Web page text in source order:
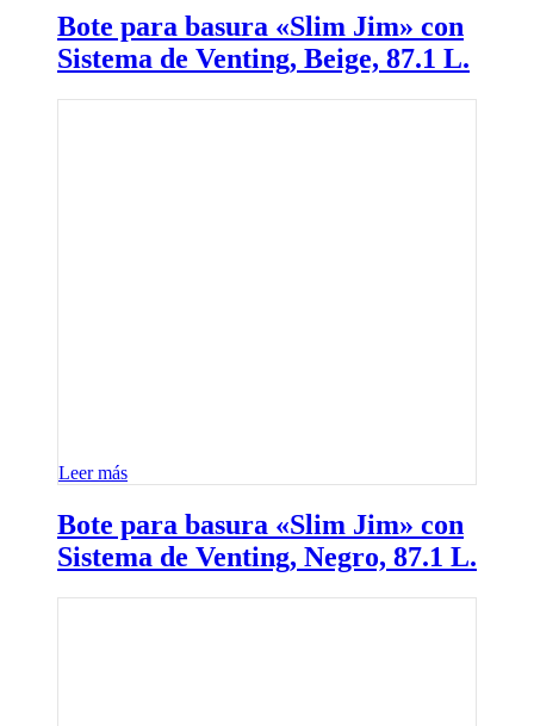
Bote para basura «Slim Jim» con
Sistema de Venting, Beige, 87.1 L.
Leer más
Bote para basura «Slim Jim» con
Sistema de Venting, Negro, 87.1 L.